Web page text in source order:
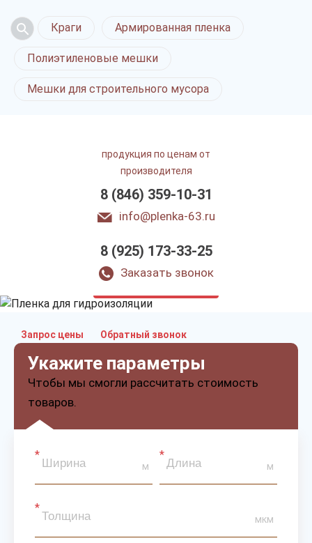
Краги Армированная пленка
Полиэтиленовые мешки
Мешки для строительного мусора
продукция по ценам от
производителя
8 (846) 359-10-31
info@plenka-63.ru
8 (925) 173-33-25
Заказать звонок
для гидроизоляции
в Самаре
Запрос цены Обратный звонок
Укажите параметры
Чтобы мы смогли рассчитать стоимость
товаров.
м м
мкм